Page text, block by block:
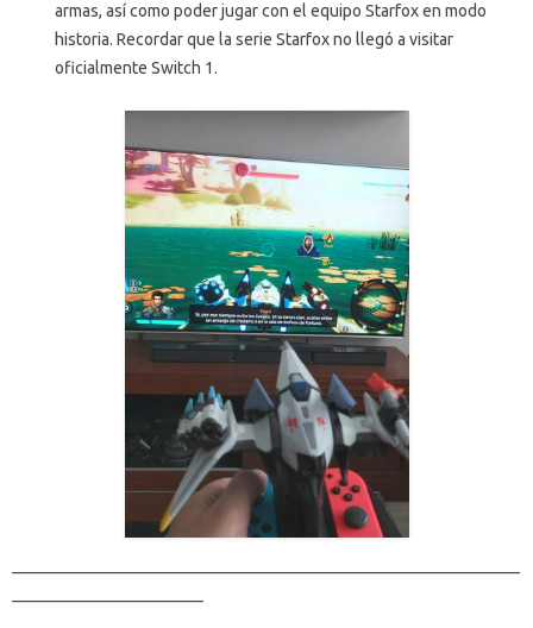
armas, así como poder jugar con el equipo Starfox en modo
historia. Recordar que la serie Starfox no llegó a visitar
oficialmente Switch 1.